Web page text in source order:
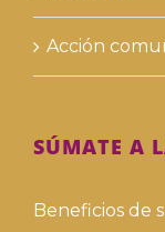
Acción
SÚMATE A
Beneficios de